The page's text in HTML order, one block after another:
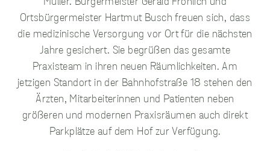
Ortsbürgermeister Hartmut Busch freuen sich, dass
die medizinische Versorgung vor Ort für die nächsten
Jahre gesichert. Sie begrüßen das gesamte
Praxisteam in ihren neuen Räumlichkeiten. Am
jetzigen Standort in der Bahnhofstraße 18 stehen den
Ärzten, Mitarbeiterinnen und Patienten neben
größeren und modernen Praxisräumen auch direkt
Parkplätze auf dem Hof zur Verfügung.
Cookies
Diese Cookies werden
verwendet, um
Informationen über
die Leistung unserer
Website, Ihren Besuch
unserer Website zu